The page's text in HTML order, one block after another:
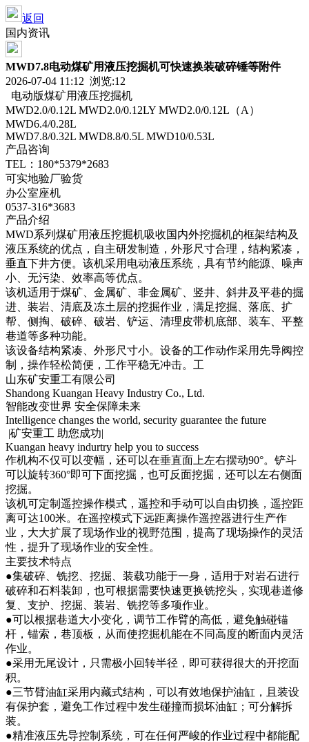
返回
国内资讯
MWD7.8电动煤矿用液压挖掘机可快速换装破碎锤等附件
2026-07-04 11:12 浏览:12
电动版煤矿用液压挖掘机
MWD2.0/0.12L MWD2.0/0.12LY MWD2.0/0.12L（A）
MWD6.4/0.28L
MWD7.8/0.32L MWD8.8/0.5L MWD10/0.53L
产品咨询
TEL：180*5379*2683
可实地验厂验货
办公室座机
0537-316*3683
产品介绍
MWD系列煤矿用液压挖掘机吸收国内外挖掘机的框架结构及
液压系统的优点，自主研发制造，外形尺寸合理，结构紧凑，
垂直下井方便。该机采用电动液压系统，具有节约能源、噪声
小、无污染、效率高等优点。
该机适用于煤矿、金属矿、非金属矿、竖井、斜井及平巷的掘
进、装岩、清底及冻土层的挖掘作业，满足挖掘、落底、扩
帮、侧掏、破碎、破岩、铲运、清理皮带机底部、装车、平整
巷道等多种功能。
该设备结构紧凑、外形尺寸小。设备的工作动作采用先导阀控
制，操作轻松简便，工作平稳无冲击。工
山东矿安重工有限公司
Shandong Kuangan Heavy Industry Co., Ltd.
智能改变世界 安全保障未来
Intelligence changes the world, security guarantee the future
|矿安重工 助您成功|
Kuangan heavy indurtry help you to success
作机构不仅可以变幅，还可以在垂直面上左右摆动90°。铲斗
可以旋转360°即可下面挖掘，也可反面挖掘，还可以左右侧面
挖掘。
该机可定制遥控操作模式，遥控和手动可以自由切换，遥控距
离可达100米。在遥控模式下远距离操作遥控器进行生产作
业，大大扩展了现场作业的视野范围，提高了现场操作的灵活
性，提升了现场作业的安全性。
主要技术特点
●集破碎、铣挖、挖掘、装载功能于一身，适用于对岩石进行
破碎和石料装卸，也可根据需要快速更换铣挖头，实现巷道修
复、支护、挖掘、装岩、铣挖等多项作业。
●可以根据巷道大小变化，调节工作臂的高低，避免触碰锚
杆，锚索，巷顶板，从而使挖掘机能在不同高度的断面内灵活
作业。
●采用无尾设计，只需极小回转半径，即可获得很大的开挖面
积。
●三节臂油缸采用内藏式结构，可以有效地保护油缸，且装设
有保护套，避免工作过程中发生碰撞而损坏油缸；可分解拆
装。
●精准液压先导控制系统，可在任何严峻的作业过程中都能配